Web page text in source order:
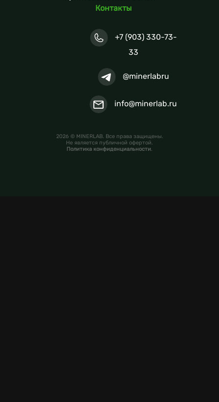
Контакты
+7 (903) 330-73-
33
@minerlabru
info@minerlab.ru
2026 © MINERLAB. Все права защищены.
Не является публичной офертой.
Политика конфиденциальности.